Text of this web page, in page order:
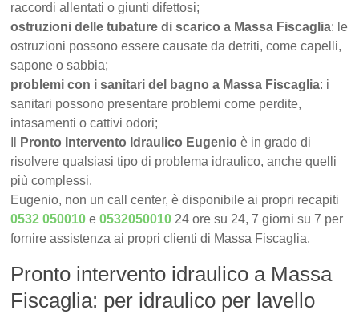
raccordi allentati o giunti difettosi;
ostruzioni delle tubature di scarico a Massa Fiscaglia: le
ostruzioni possono essere causate da detriti, come capelli,
sapone o sabbia;
problemi con i sanitari del bagno a Massa Fiscaglia: i
sanitari possono presentare problemi come perdite,
intasamenti o cattivi odori;
Pronto Intervento Idraulico Eugenio è in grado di
risolvere qualsiasi tipo di problema idraulico, anche quelli
più complessi.
Eugenio, non un call center, è disponibile ai propri recapiti
0532 050010 e0532050010 24 ore su 24, 7 giorni su 7 per
fornire assistenza ai propri clienti di Massa Fiscaglia.
Pronto intervento idraulico a Massa
Fiscaglia: per idraulico per lavello